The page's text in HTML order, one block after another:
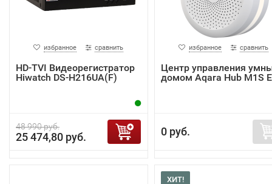
избранное сравнить
HD-TVI Видеорегистратор
Hiwatch DS-H216UA(F)
48 990 руб.
25 474,80 руб.
избранное сравнить
Центр управления
домом Aqara Hub M1S
0 руб.
ХИТ!